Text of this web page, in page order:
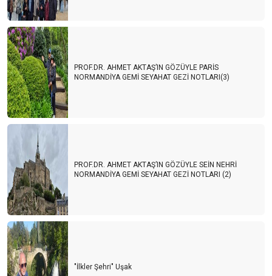
PROF.DR. AHMET AKTAŞ’IN GÖZÜYLE PARİS
NORMANDİYA GEMİ SEYAHAT GEZİ NOTLARI(3)
PROF.DR. AHMET AKTAŞ’IN GÖZÜYLE SEİN NEHRİ
NORMANDİYA GEMİ SEYAHAT GEZİ NOTLARI (2)
"İlkler Şehri" Uşak